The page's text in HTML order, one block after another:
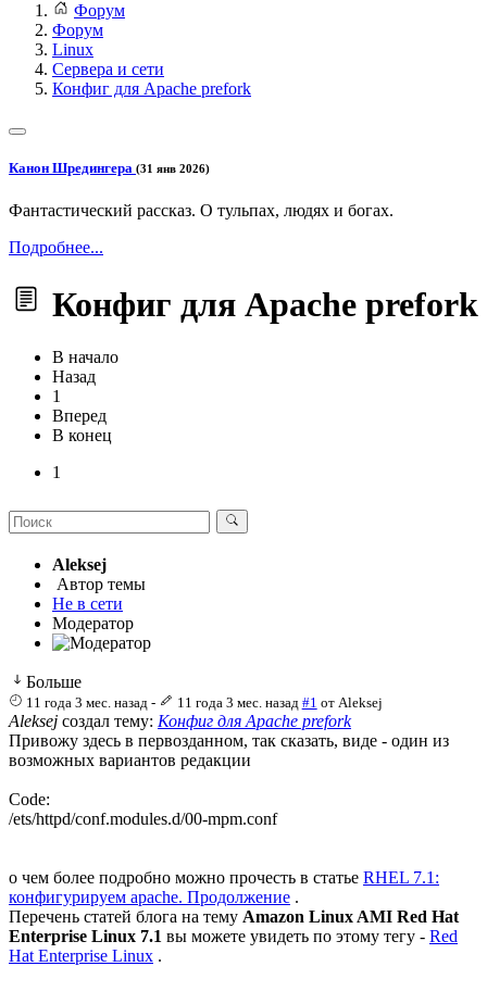
Форум
Форум
Linux
Сервера и сети
Конфиг для Apache prefork
Канон Шредингера (31 янв 2026)
Фантастический рассказ. О тульпах, людях и богах.
Подробнее...
Конфиг для Apache prefork
В начало
Назад
1
Вперед
В конец
1
Aleksej
Автор темы
Не в сети
Модератор
Больше
11 года 3 мес. назад - 11 года 3 мес. назад #1 от Aleksej
Aleksej создал тему: Конфиг для Apache prefork
Привожу здесь в первозданном, так сказать, виде - один из
возможных вариантов редакции
Code:
/ets/httpd/conf.modules.d/00-mpm.conf
о чем более подробно можно прочесть в статье RHEL 7.1:
конфигурируем apache. Продолжение .
Перечень статей блога на тему Amazon Linux AMI Red Hat
Enterprise Linux 7.1 вы можете увидеть по этому тегу - Red
Hat Enterprise Linux .